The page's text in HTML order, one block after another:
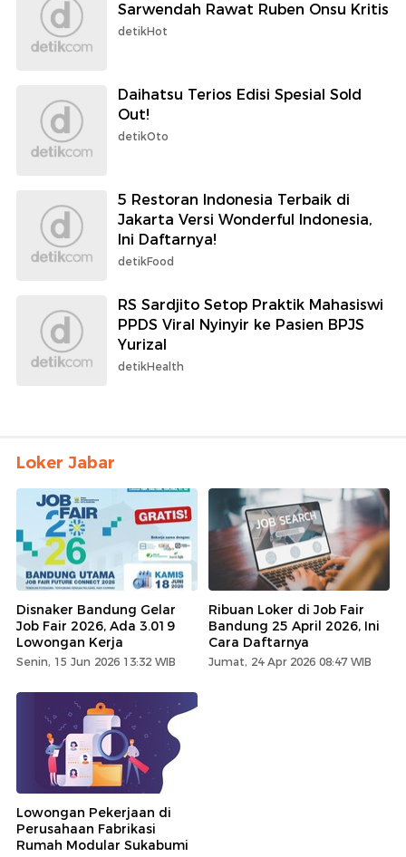
Sarwendah Rawat Ruben Onsu Kritis
detikHot
Daihatsu Terios Edisi Spesial Sold
Out!
detikOto
5 Restoran Indonesia Terbaik di
Jakarta Versi Wonderful Indonesia,
Ini Daftarnya!
detikFood
RS Sardjito Setop Praktik Mahasiswi
PPDS Viral Nyinyir ke Pasien BPJS
Yurizal
detikHealth
Loker Jabar
Disnaker Bandung Gelar
Job Fair 2026, Ada 3.019
Lowongan Kerja
Senin, 15 Jun 2026 13:32 WIB
Ribuan Loker di Job Fair
Bandung 25 April 2026, Ini
Cara Daftarnya
Jumat, 24 Apr 2026 08:47 WIB
Lowongan Pekerjaan di
Perusahaan Fabrikasi
Rumah Modular Sukabumi